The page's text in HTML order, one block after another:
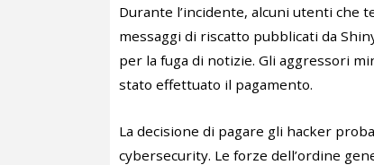
Durante l’incidente, alcuni utenti che
messaggi di riscatto pubblicati da
per la fuga di notizie. Gli aggressori
stato effettuato il pagamento.
La decisione di pagare gli hacker
cybersecurity. Le forze dell’ordine